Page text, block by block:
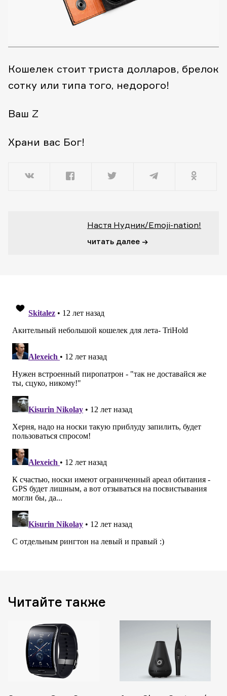
Кошелек стоит триста долларов, брелок
сотку или типа того, недорого!
Ваш Z
Храни вас Бог!
Настя Нудник/Emoji-nation!
читать далее →
Читайте также